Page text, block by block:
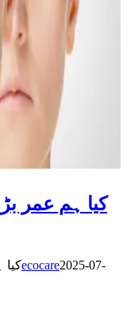
کیاecocare2025-07-